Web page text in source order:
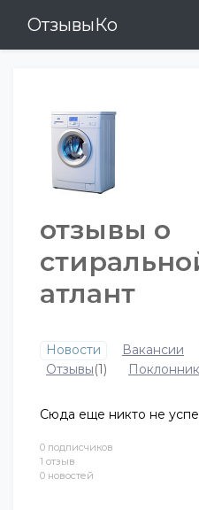
ОтзывыКо
0 подписчиков
1 отзыв
0 новостей
отзывы о
атлант
Новости Вакансии
Отзывы(1)
Сюда еще никто не